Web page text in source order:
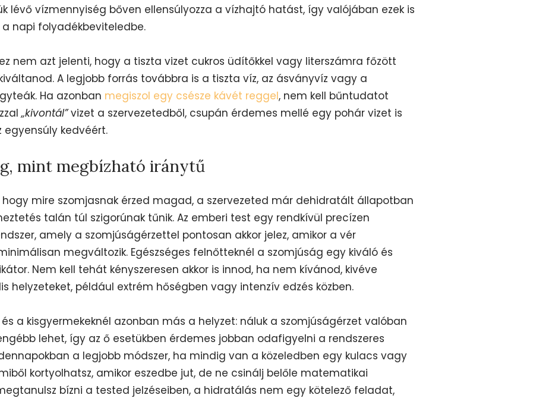
lévő vízmennyiség bőven ellensúlyozza a vízhajtó hatást, így valójában ezek is
napi folyadékbeviteledbe.
nem azt jelenti, hogy a tiszta vizet cukros üdítőkkel vagy literszámra főzött
A legjobb forrás továbbra is a tiszta víz, az ásványvíz vagy a
Ha azonban megiszol egy csésze kávét reggel, nem kell bűntudatot
„kivontál”vizet a szervezetedből, csupán érdemes mellé egy pohár vizet is
kedvéért.
mint megbízható iránytű
hogy mire szomjasnak érzed magad, a szervezeted már dehidratált állapotban
talán túl szigorúnak tűnik. Az emberi test egy rendkívül precízen
amely a szomjúságérzettel pontosan akkor jelez, amikor a vér
megváltozik. Egészséges felnőtteknél a szomjúság egy kiváló és
Nem kell tehát kényszeresen akkor is innod, ha nem kívánod, kivéve
helyzeteket, például extrém hőségben vagy intenzív edzés közben.
a kisgyermekeknél azonban más a helyzet: náluk a szomjúságérzet valóban
lehet, így az ő esetükben érdemes jobban odafigyelni a rendszeres
a legjobb módszer, ha mindig van a közeledben egy kulacs vagy
kortyolhatsz, amikor eszedbe jut, de ne csinálj belőle matematikai
bízni a tested jelzéseiben, a hidratálás nem egy kötelező feladat,